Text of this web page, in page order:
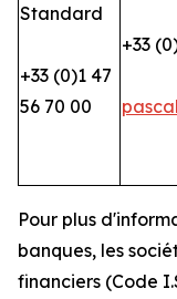
Standard
+33 (0)1 47
56 70 00
+33
Pour plus
banques, les
financiers (Code